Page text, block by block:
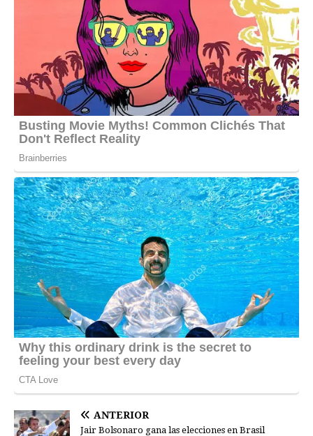
ANTERIOR
Jair Bolsonaro gana las elecciones en Brasil